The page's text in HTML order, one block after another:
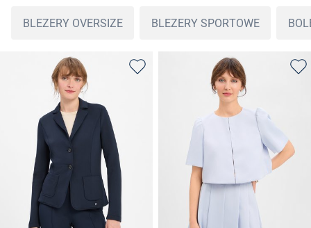
BLEZERY OVERSIZE BLEZERY SPORTOWE